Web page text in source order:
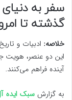
سفر به دنیای
گذشته تا
خلاصه: ادبیات و
این دو عنصر، هویت
آینده فراهم می‌کنند.
به گزارش سبک ایده